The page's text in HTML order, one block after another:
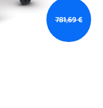
781,69 €